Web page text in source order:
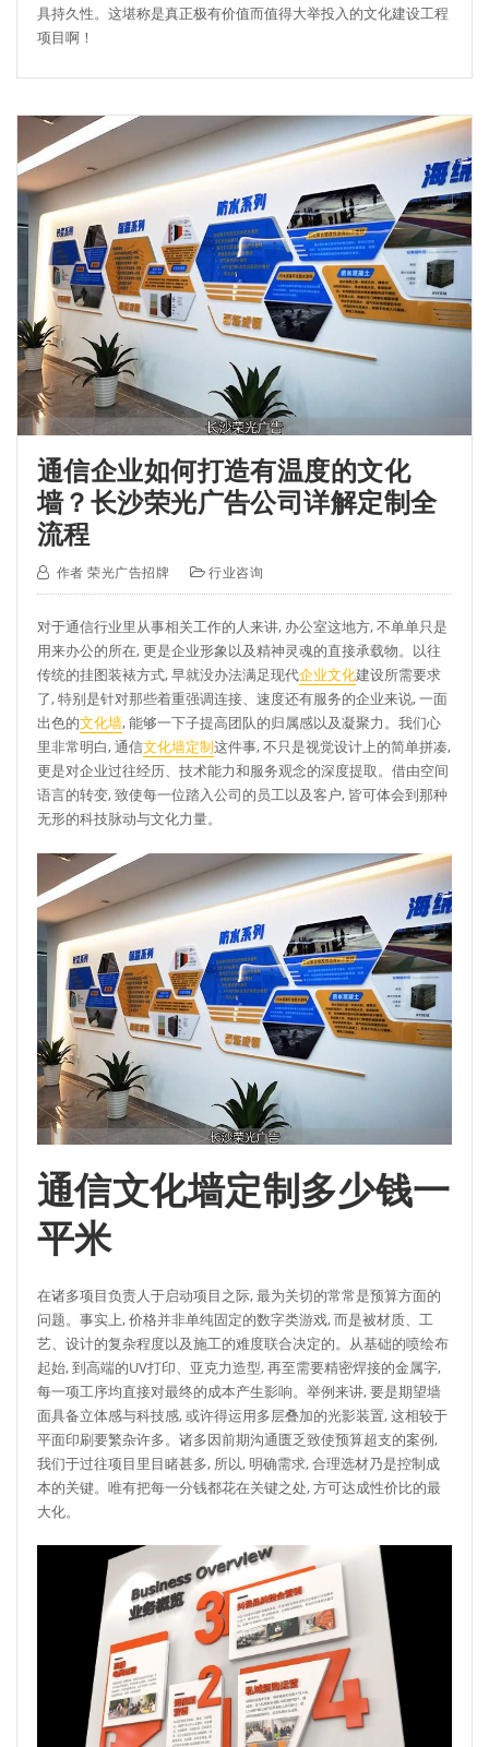
具持久性。这堪称是真正极有价值而值得大举投入的文化建设工程
项目啊！
通信企业如何打造有温度的文化
墙？长沙荣光广告公司详解定制全
流程
作者荣光广告招牌 行业咨询
对于通信行业里从事相关工作的人来讲, 办公室这地方, 不单单只是
用来办公的所在, 更是企业形象以及精神灵魂的直接承载物。以往
传统的挂图装裱方式, 早就没办法满足现代企业文化建设所需要求
了, 特别是针对那些着重强调连接、速度还有服务的企业来说, 一面
出色的文化墙, 能够一下子提高团队的归属感以及凝聚力。我们心
里非常明白, 通信文化墙定制这件事, 不只是视觉设计上的简单拼凑,
更是对企业过往经历、技术能力和服务观念的深度提取。借由空间
语言的转变, 致使每一位踏入公司的员工以及客户, 皆可体会到那种
无形的科技脉动与文化力量。
通信文化墙定制多少钱一
平米
在诸多项目负责人于启动项目之际, 最为关切的常常是预算方面的
问题。事实上, 价格并非单纯固定的数字类游戏, 而是被材质、工
艺、设计的复杂程度以及施工的难度联合决定的。从基础的喷绘布
起始, 到高端的UV打印、亚克力造型, 再至需要精密焊接的金属字,
每一项工序均直接对最终的成本产生影响。举例来讲, 要是期望墙
面具备立体感与科技感, 或许得运用多层叠加的光影装置, 这相较于
平面印刷要繁杂许多。诸多因前期沟通匮乏致使预算超支的案例,
我们于过往项目里目睹甚多, 所以, 明确需求, 合理选材乃是控制成
本的关键。唯有把每一分钱都花在关键之处, 方可达成性价比的最
大化。